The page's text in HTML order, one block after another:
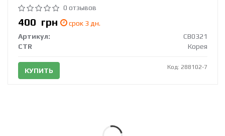
0 отзывов
400 грн
срок 3 дн.
Артикул:
CB0321
CTR
Корея
КУПИТЬ Код: 288102-7